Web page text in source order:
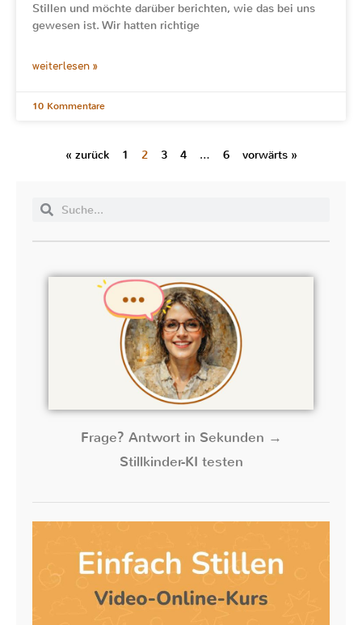
Stillen und möchte darüber berichten, wie das bei uns
gewesen ist. Wir hatten richtige
weiterlesen »
10 Kommentare
« zurück 1 2 3 4 … 6 vorwärts »
Frage? Antwort in Sekunden →
Stillkinder-KI testen